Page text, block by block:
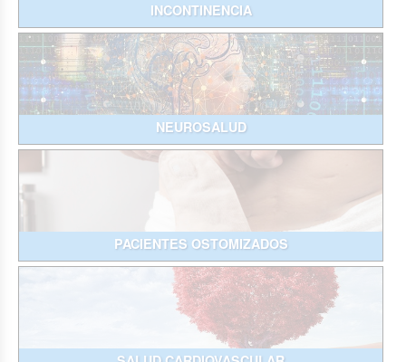
INCONTINENCIA
NEUROSALUD
PACIENTES OSTOMIZADOS